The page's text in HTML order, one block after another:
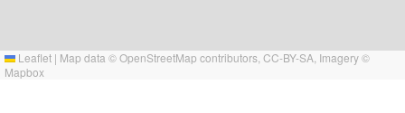
Leaflet | Map data ©OpenStreetMap contributors, CC-BY-SA , Imagery ©
Mapbox